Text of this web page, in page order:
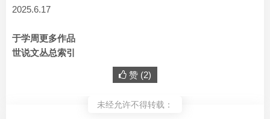
2025.6.17
于学周更多作品
世说文丛总索引
赞 (2)
未经允许不得转载：